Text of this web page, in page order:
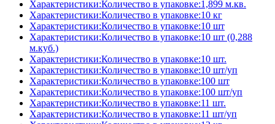
Характеристики:Количество в упаковке:1,899 м.кв.
Характеристики:Количество в упаковке:10 кг
Характеристики:Количество в упаковке:10 шт
Характеристики:Количество в упаковке:10 шт (0,288
м.куб.)
Характеристики:Количество в упаковке:10 шт.
Характеристики:Количество в упаковке:10 шт/уп
Характеристики:Количество в упаковке:100 шт
Характеристики:Количество в упаковке:100 шт/уп
Характеристики:Количество в упаковке:11 шт.
Характеристики:Количество в упаковке:11 шт/уп